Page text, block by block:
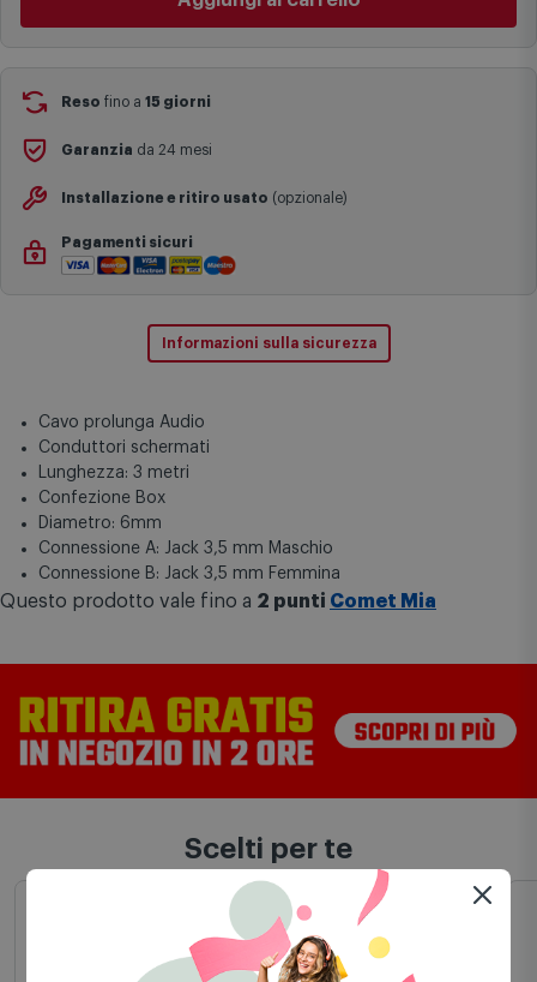
Si ricorda inoltre che i prodotti acquistati in modalità di
prenotazione verranno spediti a partire dalla data di uscita indicata
Bologna via Michelino
disponibile da
Reso fino a 15 giorni
Garanzia da 24 mesi
Installazione e ritiro usato (opzionale)
Pagamenti sicuri
Informazioni sulla sicurezza
Cavo prolunga Audio
Conduttori schermati
Lunghezza: 3 metri
Confezione Box
Diametro: 6mm
Connessione A: Jack 3,5 mm Maschio
Connessione B: Jack 3,5 mm Femmina
Questo prodotto vale fino a 2 punti Comet Mia
Scelti per te